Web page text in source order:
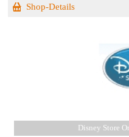
Shop-Details
Disney Store